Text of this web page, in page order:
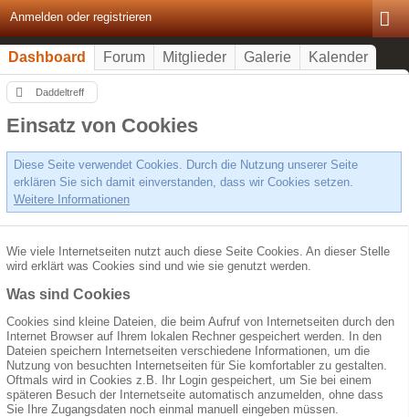
Anmelden oder registrieren
Dashboard Forum Mitglieder Galerie Kalender
Daddeltreff
Einsatz von Cookies
Diese Seite verwendet Cookies. Durch die Nutzung unserer Seite
erklären Sie sich damit einverstanden, dass wir Cookies setzen.
Weitere Informationen
Wie viele Internetseiten nutzt auch diese Seite Cookies. An dieser Stelle
wird erklärt was Cookies sind und wie sie genutzt werden.
Was sind Cookies
Cookies sind kleine Dateien, die beim Aufruf von Internetseiten durch den
Internet Browser auf Ihrem lokalen Rechner gespeichert werden. In den
Dateien speichern Internetseiten verschiedene Informationen, um die
Nutzung von besuchten Internetseiten für Sie komfortabler zu gestalten.
Oftmals wird in Cookies z.B. Ihr Login gespeichert, um Sie bei einem
späteren Besuch der Internetseite automatisch anzumelden, ohne dass
Sie Ihre Zugangsdaten noch einmal manuell eingeben müssen.